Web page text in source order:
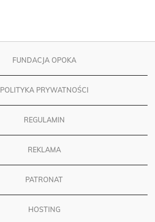
FUNDACJA OPOKA
POLITYKA PRYWATNOŚCI
REGULAMIN
REKLAMA
PATRONAT
HOSTING